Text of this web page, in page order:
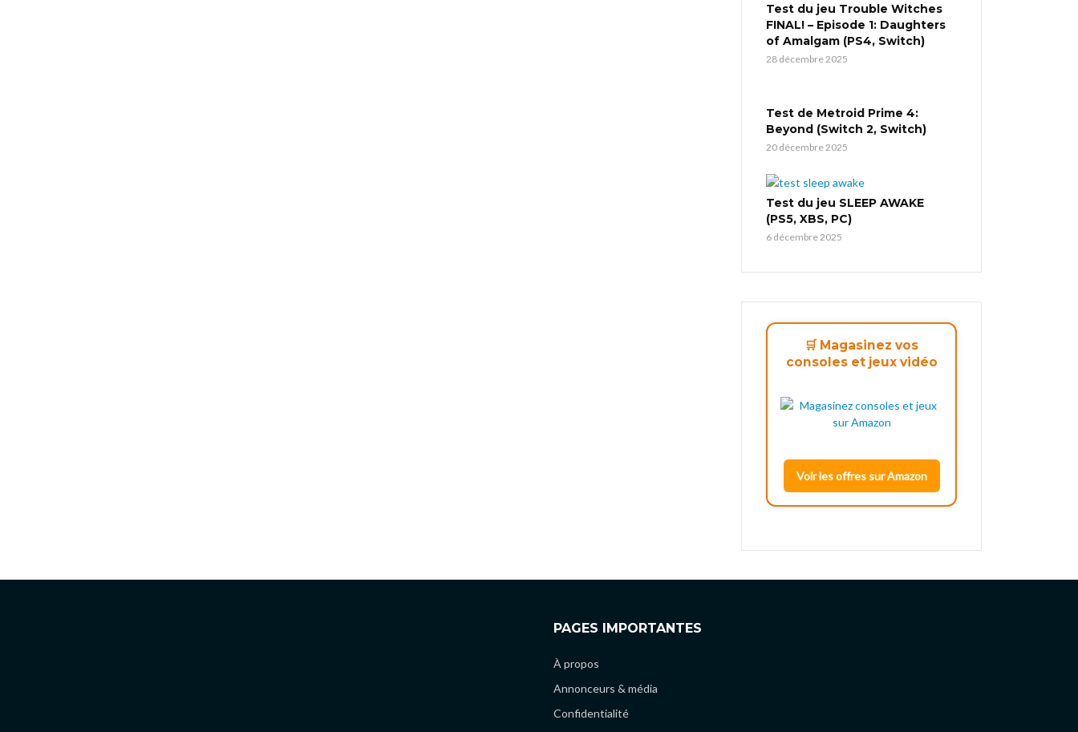
Test du jeu Trouble Witches
FINAL! – Episode 1: Daughters
of Amalgam (PS4, Switch)
28 décembre 2025
Test de Metroid Prime 4:
Beyond (Switch 2, Switch)
20 décembre 2025
Test du jeu SLEEP AWAKE
(PS5, XBS, PC)
6 décembre 2025
🛒 Magasinez vos
consoles et jeux vidéo
Voir les offres sur Amazon
PAGES IMPORTANTES
À propos
Annonceurs & média
Confidentialité